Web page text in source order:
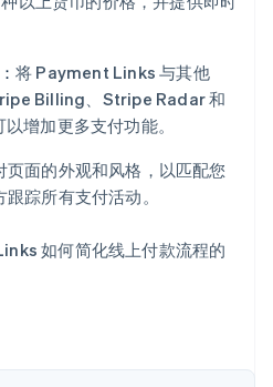
将 Payment Links 与其他
Billing、Stripe Radar 和
增加更多支付功能。
页面的外观和风格，以匹配您
踪所有支付活动。
如何简化线上付款流程的